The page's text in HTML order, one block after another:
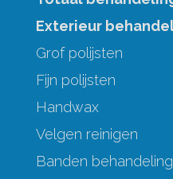
Exterieur
Grof polijsten
Fijn polijsten
Handwax
Velgen reinigen
Banden behandeling